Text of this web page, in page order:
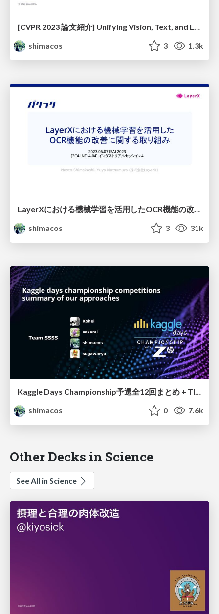
shimacos
3 1.3k
LayerXにおける機械学習を活用したOCR機能の改善に関する取り組み / layerx-jsai-2023
shimacos
3 31k
Kaggle Days Championship予選全12回まとめ + TIPS
shimacos
0 7.6k
Other Decks in Science
See All in Science